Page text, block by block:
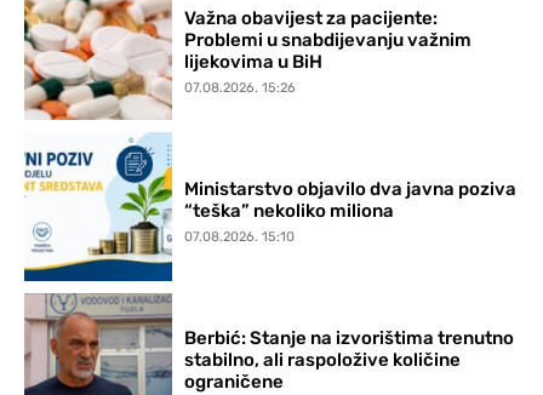
Važna obavijest za pacijente:
Problemi u snabdijevanju važnim
lijekovima u BiH
07.08.2026. 15:26
Ministarstvo objavilo dva javna poziva
“teška” nekoliko miliona
07.08.2026. 15:10
Berbić: Stanje na izvorištima trenutno
stabilno, ali raspoložive količine
ograničene